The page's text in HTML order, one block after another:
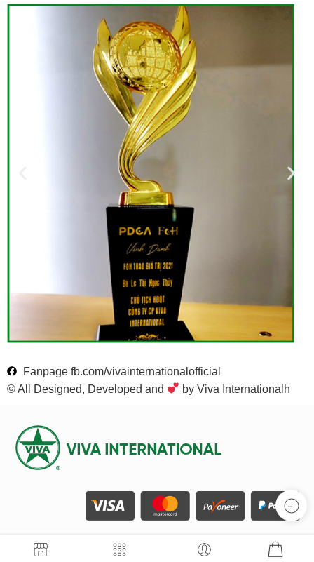
Fanpage fb.com/vivainternationalofficial
© All Designed, Developed and
by Viva Internationalh